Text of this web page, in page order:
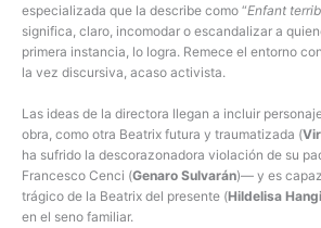
especializada que la describe como “Enfant
significa, claro, incomodar o escandalizar a
primera instancia, lo logra. Remece el entorno
la vez discursiva, acaso activista.
Las ideas de la directora llegan a incluir
obra, como otra Beatrix futura y traumatizada (
ha sufrido la descorazonadora violación de su
Francesco Cenci (Genaro Sulvarán)— y es
trágico de la Beatrix del presente (Hildelisa
en el seno familiar.